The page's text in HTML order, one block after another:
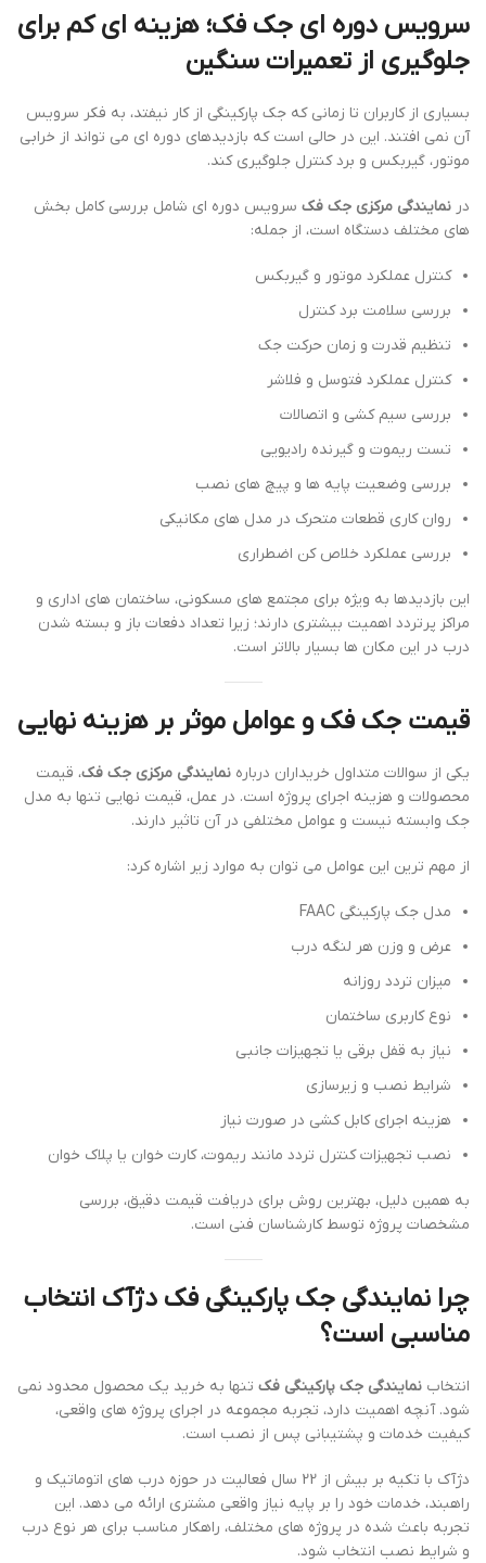
سرویس دوره ای جک فک؛ هزینه ای کم برای
جلوگیری از تعمیرات سنگین
بسیاری از کاربران تا زمانی که جک پارکینگی از کار نیفتد، به فکر سرویس
آن نمی افتند. این در حالی است که بازدیدهای دوره ای می تواند از خرابی
موتور، گیربکس و برد کنترل جلوگیری کند.
در نمایندگی مرکزی جک فک سرویس دوره ای شامل بررسی کامل بخش
های مختلف دستگاه است، از جمله:
کنترل عملکرد موتور و گیربکس
بررسی سلامت برد کنترل
تنظیم قدرت و زمان حرکت جک
کنترل عملکرد فتوسل و فلاشر
بررسی سیم کشی و اتصالات
تست ریموت و گیرنده رادیویی
بررسی وضعیت پایه ها و پیچ های نصب
روان کاری قطعات متحرک در مدل های مکانیکی
بررسی عملکرد خلاص کن اضطراری
این بازدیدها به ویژه برای مجتمع های مسکونی، ساختمان های اداری و
مراکز پرتردد اهمیت بیشتری دارند؛ زیرا تعداد دفعات باز و بسته شدن
درب در این مکان ها بسیار بالاتر است.
قیمت جک فک و عوامل موثر بر هزینه نهایی
یکی از سوالات متداول خریداران درباره نمایندگی مرکزی جک فک، قیمت
محصولات و هزینه اجرای پروژه است. در عمل، قیمت نهایی تنها به مدل
جک وابسته نیست و عوامل مختلفی در آن تاثیر دارند.
از مهم ترین این عوامل می توان به موارد زیر اشاره کرد:
مدل جک پارکینگی FAAC
عرض و وزن هر لنگه درب
میزان تردد روزانه
نوع کاربری ساختمان
نیاز به قفل برقی یا تجهیزات جانبی
شرایط نصب و زیرسازی
هزینه اجرای کابل کشی در صورت نیاز
نصب تجهیزات کنترل تردد مانند ریموت، کارت خوان یا پلاک خوان
به همین دلیل، بهترین روش برای دریافت قیمت دقیق، بررسی
مشخصات پروژه توسط کارشناسان فنی است.
چرا نمایندگی جک پارکینگی فک دژآک انتخاب
مناسبی است؟
انتخاب نمایندگی جک پارکینگی فک تنها به خرید یک محصول محدود نمی
شود. آنچه اهمیت دارد، تجربه مجموعه در اجرای پروژه های واقعی،
کیفیت خدمات و پشتیبانی پس از نصب است.
دژآک با تکیه بر بیش از 22 سال فعالیت در حوزه درب های اتوماتیک و
راهبند، خدمات خود را بر پایه نیاز واقعی مشتری ارائه می دهد. این
تجربه باعث شده در پروژه های مختلف، راهکار مناسب برای هر نوع درب
و شرایط نصب انتخاب شود.